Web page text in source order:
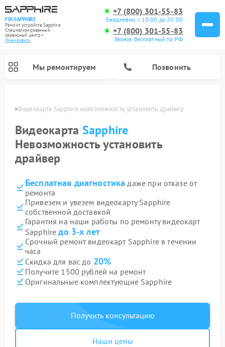
FIX-SAPPHIRE
Ремонт устройств Sapphire
Специализированный
cервисный центр г.
Нижнекамск
+7 (800) 301-55-83
Ежедневно, с 10:00 до 20:00
+7 (800) 301-55-83
Звонок бесплатный по РФ
Мы ремонтируем Позвонить
Видеокарта Sapphire невозможность установить драйвер
Видеокарта Sapphire
Невозможность установить
драйвер
Бесплатная диагностика даже при отказе от
ремонта
Привезем и увезем видеокарту Sapphire
собственной доставкой
Гарантия на наши работы по ремонту видеокарт
Sapphireдо 3-х лет
Срочный ремонт видеокарт Sapphire в течении
часа
Скидка для вас до 20%
Получите 1500 рублей на ремонт
Оригинальные комплектующие Sapphire
Получить консультацию
Наши цены